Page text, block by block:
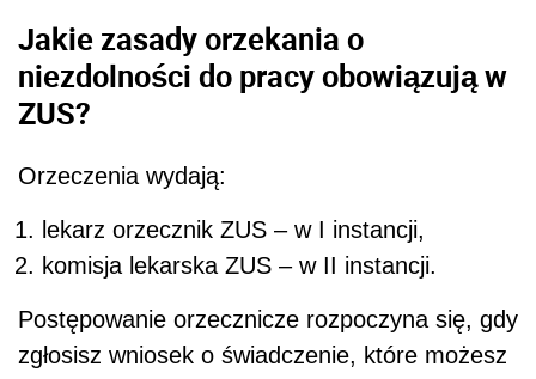
Jakie zasady orzekania o
niezdolności do pracy obowiązują w
ZUS?
Orzeczenia wydają:
lekarz orzecznik ZUS – w I instancji,
komisja lekarska ZUS – w II instancji.
Postępowanie orzecznicze rozpoczyna się, gdy
zgłosisz wniosek o świadczenie, które możesz